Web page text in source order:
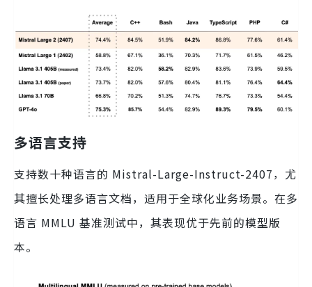
多语言支持
支持数十种语言的 Mistral-Large-Instruct-2407，尤
其擅长处理多语言文档，适用于全球化业务场景。在多
语言 MMLU 基准测试中，其表现优于先前的模型版
本。